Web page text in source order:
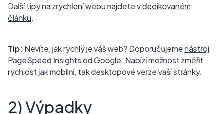
Další tipy na zrychlení webu najdetev dedikovaném
článku.
Tip: Nevíte, jak rychlý je váš web? Doporučujemenástroj
PageSpeed Insights od Google. Nabízí možnost změřit
rychlost jak mobilní, tak desktopové verze vaší stránky.
2) Výpadky